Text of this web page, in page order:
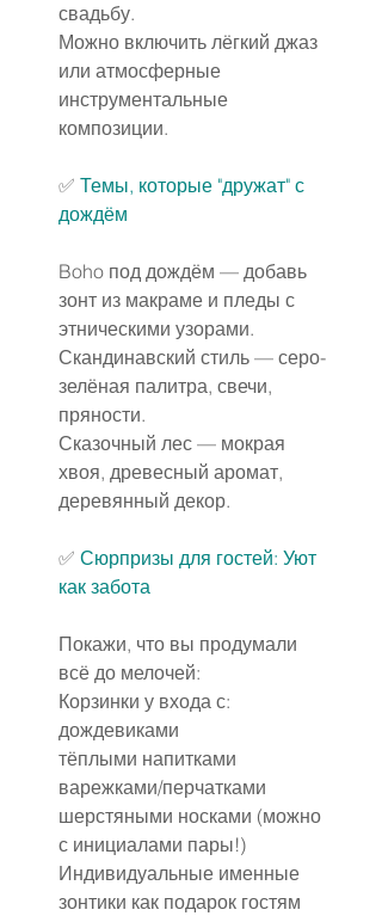
свадьбу.
Можно включить лёгкий джаз
или атмосферные
инструментальные
композиции.
✅️ Темы, которые "дружат" с
дождём
Boho под дождём — добавь
зонт из макраме и пледы с
этническими узорами.
Скандинавский стиль — серо-
зелёная палитра, свечи,
пряности.
Сказочный лес — мокрая
хвоя, древесный аромат,
деревянный декор.
✅️ Сюрпризы для гостей: Уют
как забота
Покажи, что вы продумали
всё до мелочей:
Корзинки у входа с:
дождевиками
тёплыми напитками
варежками/перчатками
шерстяными носками (можно
с инициалами пары!)
Индивидуальные именные
зонтики как подарок гостям